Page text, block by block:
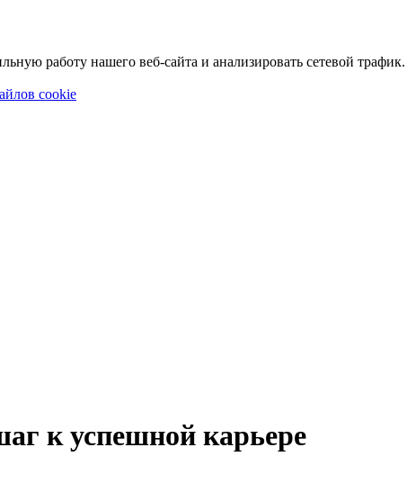
работу нашего веб-сайта и анализировать сетевой трафик.
cookie
к успешной карьере